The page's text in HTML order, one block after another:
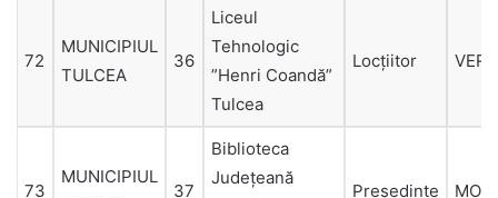
72
MUNICIPIUL
TULCEA
36
Liceul
Tehnologic
”Henri Coandă”
Tulcea
Locțiitor
73
MUNICIPIUL
37
Biblioteca
Judeţeană
Președinte